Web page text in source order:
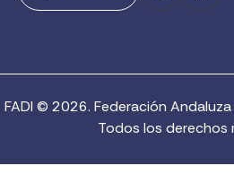
FADI © 2026. Federación
Todos los derechos